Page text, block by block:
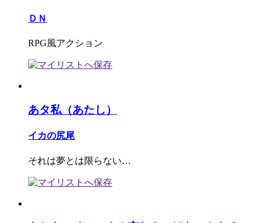
ＤＮ
RPG風アクション
あタ私（あたし）
イカの尻尾
それは夢とは限らない…